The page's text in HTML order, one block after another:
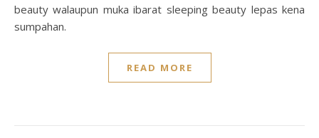
beauty walaupun muka ibarat sleeping beauty lepas kena
sumpahan.
READ MORE